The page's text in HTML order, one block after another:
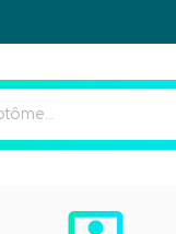
en ligne à